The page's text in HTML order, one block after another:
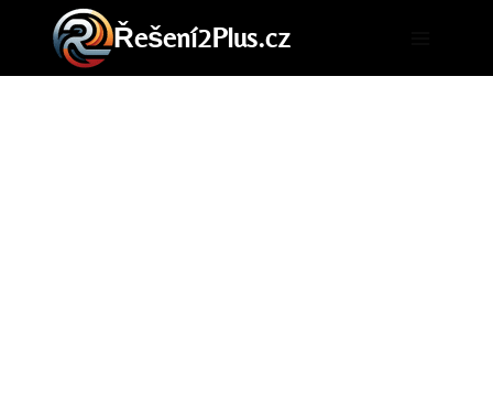
Přeskočit
obsah
Řešení2Plus.cz